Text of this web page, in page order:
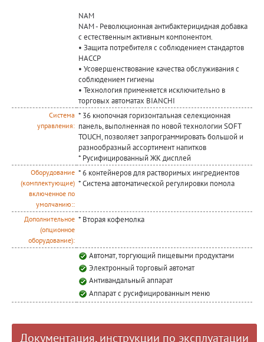
NAM
NAM - Революционная антибактерицидная добавка
с естественным активным компонентом.
• Защита потребителя с соблюдением стандартов
HACCP
• Усовершенствование качества обслуживания с
соблюдением гигиены
• Технология применяется исключительно в
торговых автоматах BIANCHI
Система
управления:
* 36 кнопочная горизонтальная селекционная
панель, выполненная по новой технологии SOFT
TOUCH, позволяет запрограммировать большой и
разнообразный ассортимент напитков
* Русифицированный ЖК дисплей
Оборудование
(комплектующие)
включенное по
умолчанию::
* 6 контейнеров для растворимых ингредиентов
* Система автоматической регулировки помола
Дополнительное
(опционное
оборудование):
* Вторая кофемолка
Автомат, торгующий пищевыми продуктами
Электронный торговый автомат
Антивандальный аппарат
Аппарат с русифицированным меню
Документация, инструкции по эксплуатации